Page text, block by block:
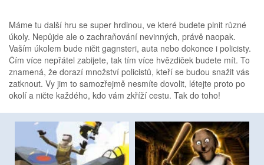
Máme tu další hru se super hrdinou, ve které budete plnit různé
úkoly. Nepůjde ale o zachraňování nevinných, právě naopak.
Vaším úkolem bude ničit gagnsteri, auta nebo dokonce i policisty.
Čím více nepřátel zabijete, tak tím více hvězdiček budete mít. To
znamená, že dorazí množství policistů, kteří se budou snažit vás
zatknout. Vy jim to samozřejmě nesmíte dovolit, létejte proto po
okolí a ničte každého, kdo vám zkříží cestu. Tak do toho!